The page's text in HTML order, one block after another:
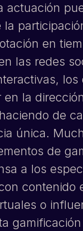
actuación
en
las redes
los
la
de
única.
de
a los
contenido
o